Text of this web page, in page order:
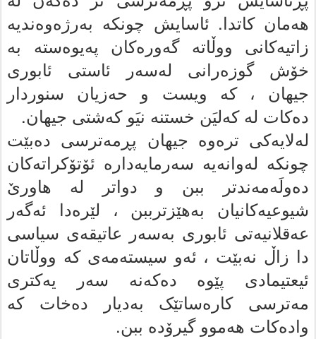
هه‌مان کاتدا. ئاسایش چونکە به‌رژه‌وه‌ندیه‌
زاتیه‌کانى ووڵاته‌ گەورەکان پەیوەستە به‌
خۆش گوزەرانی له‌سه‌ر ئاستى ئابورى
جیهان ، که‌ ویست و حه‌زیان سنوردار
ده‌کات له‌ که‌لیَن خستنه‌ نیَو که‌شتى جیهان.
له‌لایه‌کى تره‌وه‌ جیهان پڕمه‌ترسى ده‌بێت
چونکە له‌وانه‌یه‌ سه‌رمایه‌داره‌ ئۆتۆکراته‌کان
ده‌ولَه‌مه‌ندتر ببن و دواتر له‌ هاورێ
شیوعیه‌کانیان به‌هێزترببن ، لێره‌دا ئەگەر
عه‌قلانیه‌تى ئابورى به‌سه‌ر عاتیقه‌ى سیاسى
دا زاڵ نه‌بێت ، ئه‌و سیسته‌مه‌ى که‌ ووڵاتان
ئیعتیمادى پێوە ده‌که‌نه‌ سه‌ر یه‌کترى
مه‌ترسى کاره‌ساتێک به‌دیار ده‌خات که‌
واده‌کات هه‌موو گیرۆدە ببن.